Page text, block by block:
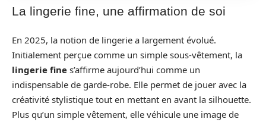
La lingerie fine, une affirmation de soi
En 2025, la notion de lingerie a largement évolué.
Initialement perçue comme un simple sous-vêtement, la
lingerie fine s’affirme aujourd’hui comme un
indispensable de garde-robe. Elle permet de jouer avec la
créativité stylistique tout en mettant en avant la silhouette.
Plus qu’un simple vêtement, elle véhicule une image de